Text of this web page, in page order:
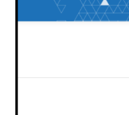
Skymail Talk